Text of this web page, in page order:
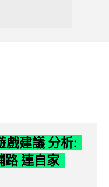
戲建議 分析:
連自家